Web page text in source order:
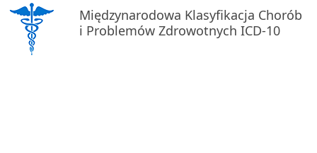
Międzynarodowa Klasyfikacja Chorób
i Problemów Zdrowotnych ICD-10